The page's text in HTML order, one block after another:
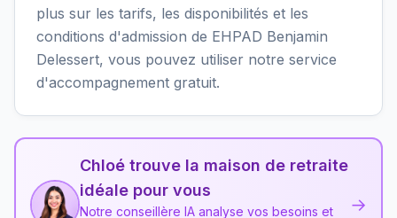
plus sur les tarifs, les disponibilités et les
conditions d'admission de EHPAD Benjamin
Delessert, vous pouvez utiliser notre service
d'accompagnement gratuit.
Chloé trouve la maison de retraite
idéale pour vous
Notre conseillère IA analyse vos besoins et
→